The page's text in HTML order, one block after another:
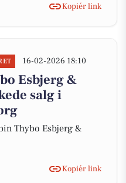
Kopiér link
16-02-2026 18:10
Esbjerg &
salg i
Thybo Esbjerg &
Kopiér link